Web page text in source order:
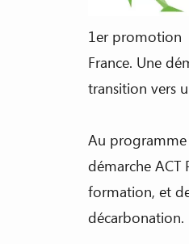
1er promotion
France. Une
transition vers
Au programme
démarche ACT
formation, et
décarbonation.